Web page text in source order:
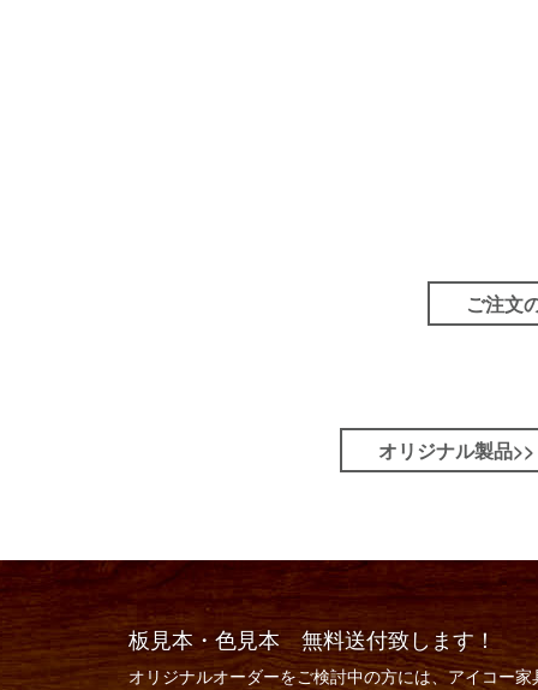
ご注文
オリジナル製品>>
板見本・色見本 無料送付致します！
オリジナルオーダーをご検討中の方には、アイコー